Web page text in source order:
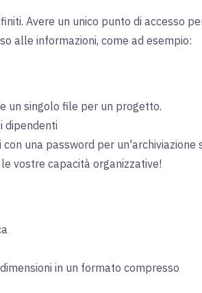
Avere un unico punto di accesso
alle informazioni, come ad esempio:
un singolo file per un progetto.
dipendenti
una password per un'archiviazione
vostre capacità organizzative!
in un formato compresso